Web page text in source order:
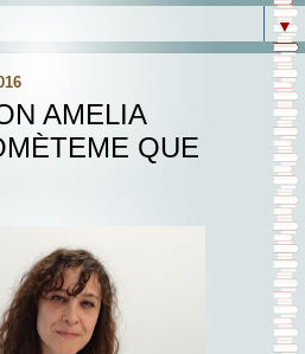
▼
AMELIA
QUE